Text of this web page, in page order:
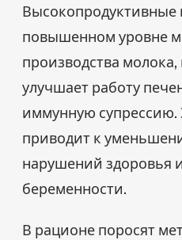
повышенном уровне
производства
улучшает работу
иммунную супрессию.
приводит к
нарушений здоровья
беременности.
В рационе поросят